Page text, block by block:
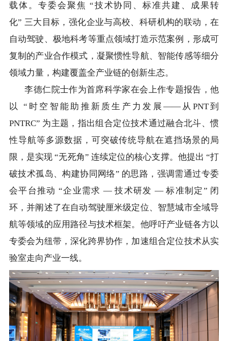
载体。专委会聚焦 “技术协同、标准共建、成果转
化” 三大目标，强化企业与高校、科研机构的联动，在
自动驾驶、极地科考等重点领域打造示范案例，形成可
复制的产业合作模式，凝聚惯性导航、智能传感等细分
领域力量，构建覆盖全产业链的创新生态。
李德仁院士作为首席科学家在会上作专题报告，他
以 “时空智能助推新质生产力发展——从PNT到
PNTRC” 为主题，指出组合定位技术通过融合北斗、惯
性导航等多源数据，可突破传统导航在遮挡场景的局
限，是实现 “无死角” 连续定位的核心支撑。他提出 “打
破技术孤岛、构建协同网络” 的思路，强调需通过专委
会平台推动 “企业需求 — 技术研发 — 标准制定” 闭
环，并阐述了在自动驾驶厘米级定位、智慧城市全域导
航等领域的应用路径与技术框架。他呼吁产业链各方以
专委会为纽带，深化跨界协作，加速组合定位技术从实
验室走向产业一线。